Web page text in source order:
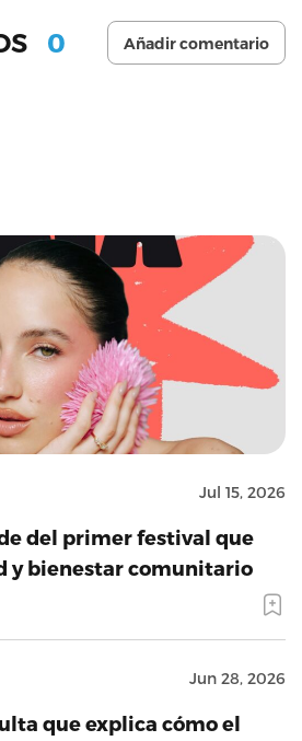
0 Añadir comentario
Jul 15, 2026
del primer festival que
y bienestar comunitario
Jun 28, 2026
que explica cómo el